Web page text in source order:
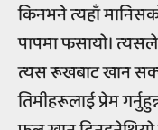
किनभने त्यहाँ
पापमा फसायो।
त्यस रूखबाट खान
तिमीहरूलाई प्रेम